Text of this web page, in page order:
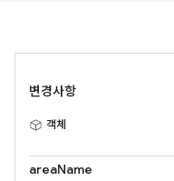
변경사항
객체
areaName